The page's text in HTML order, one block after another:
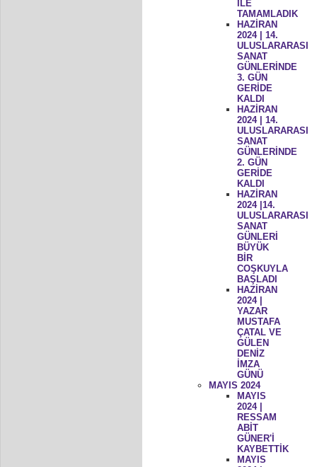
İLE
TAMAMLADIK
HAZİRAN
2024 | 14.
ULUSLARARASI
SANAT
GÜNLERİNDE
3. GÜN
GERİDE
KALDI
HAZİRAN
2024 | 14.
ULUSLARARASI
SANAT
GÜNLERİNDE
2. GÜN
GERİDE
KALDI
HAZİRAN
2024 |14.
ULUSLARARASI
SANAT
GÜNLERİ
BÜYÜK
BİR
COŞKUYLA
BAŞLADI
HAZİRAN
2024 |
YAZAR
MUSTAFA
ÇATAL VE
GÜLEN
DENİZ
İMZA
GÜNÜ
MAYIS 2024
MAYIS
2024 |
RESSAM
ABİT
GÜNER'İ
KAYBETTİK
MAYIS